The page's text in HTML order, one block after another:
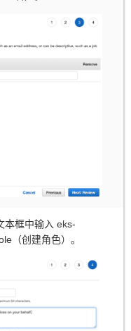
框中输入 eks-
（创建角色）。